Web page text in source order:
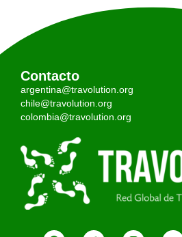
Contacto
argentina@travolution.org
chile@travolution.org
colombia@travolution.org